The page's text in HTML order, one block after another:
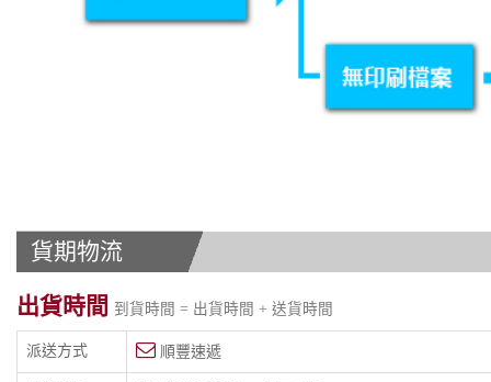
貨期物流
出貨時間 到貨時間 = 出貨時間 + 送貨時間
派送方式 順豐速遞